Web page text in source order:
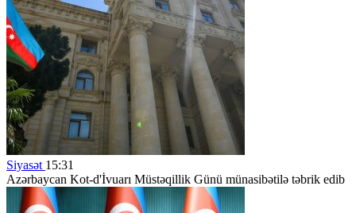
Siyasət 15:31
Azərbaycan Kot-d'İvuarı Müstəqillik Günü münasibətilə təbrik edib